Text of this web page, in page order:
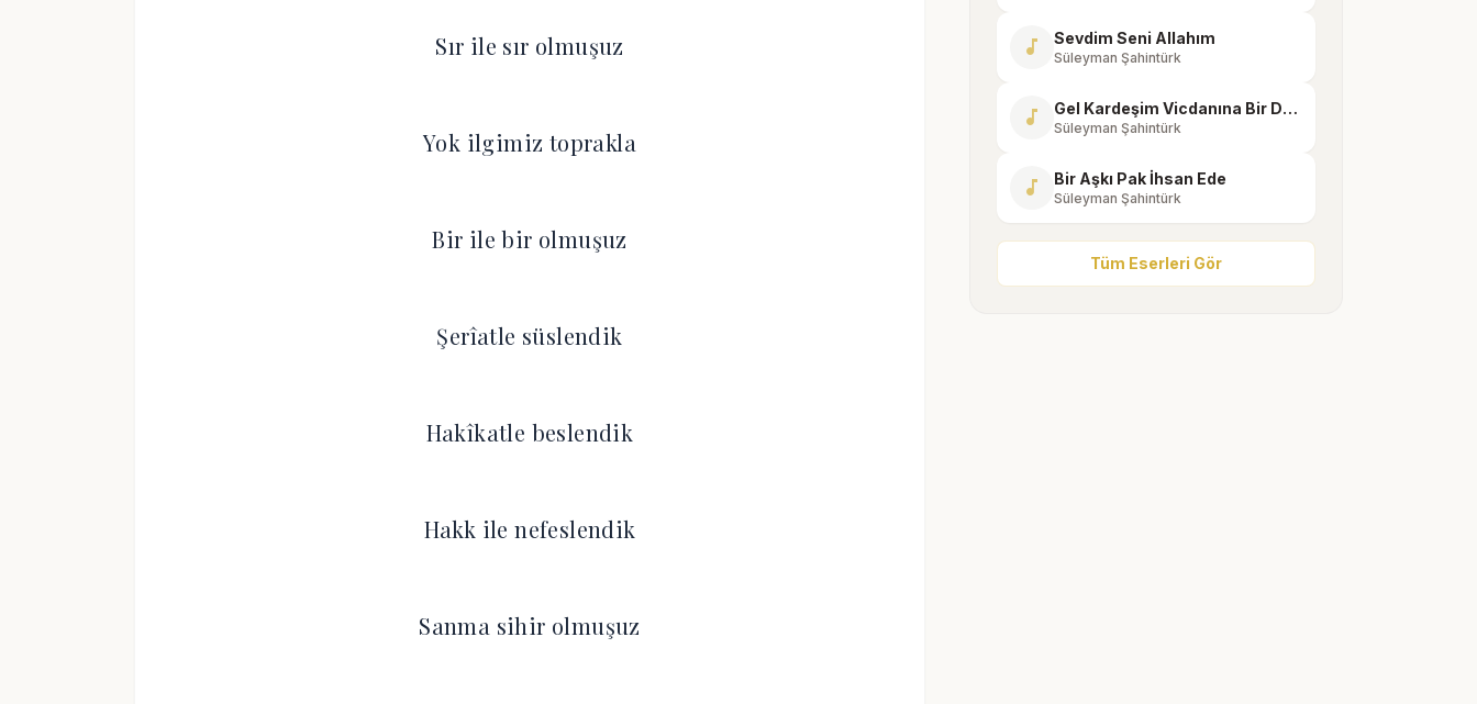
Sır ile sır olmuşuz
Yok ilgimiz toprakla
Bir ile bir olmuşuz
Şerîatle süslendik
Hakîkatle beslendik
Hakk ile nefeslendik
Sanma sihir olmuşuz
music_note Sevdim Seni Allahım
Süleyman Şahintürk
music_note Gel Kardeşim Vicdanına Bir Danış
Süleyman Şahintürk
music_note Bir Aşkı Pak İhsan Ede
Süleyman Şahintürk
Tüm Eserleri Gör